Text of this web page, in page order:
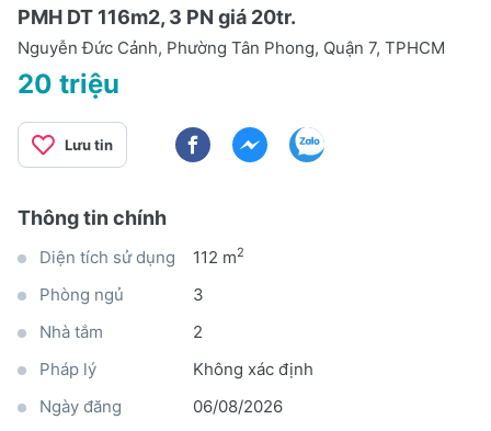
PMH DT 116m2, 3 PN giá 20tr.
Nguyễn Đức Cảnh, Phường Tân Phong, Quận 7, TPHCM
20 triệu
Lưu tin
Thông tin chính
Diện tích sử dụng 112 m2
Phòng ngủ
3
Nhà tắm
2
Pháp lý
Không xác định
Ngày đăng
06/08/2026